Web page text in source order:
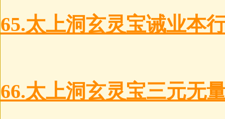
65.太上洞玄灵宝诫业本
66.太上洞玄灵宝三元无